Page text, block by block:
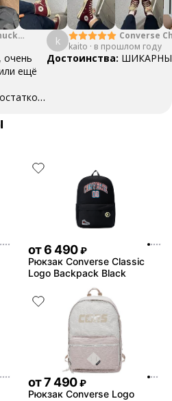
Lift
очень
ещё
k
Converse
"Falling
kaito · в прошлом году
Достоинства: ШИКАРНЫ
от6 490 ₽
Рюкзак Converse Classic
Logo Backpack Black
от7 490 ₽
Рюкзак Converse Logo